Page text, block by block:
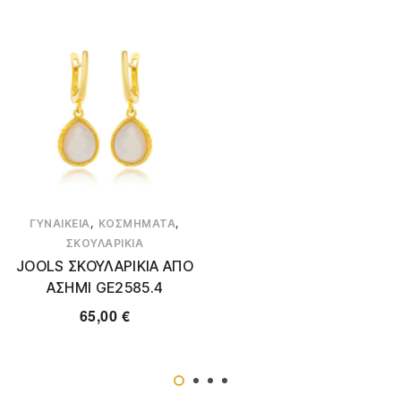
ΓΥΝΑΙΚΕΊΑ, ΚΟΣΜΉΜΑΤΑ,
ΣΚΟΥΛΑΡΊΚΙΑ
JOOLS ΣΚΟΥΛΑΡΙΚΙΑ ΑΠΟ
ΑΣΗΜΙ GE2585.4
65,00 €